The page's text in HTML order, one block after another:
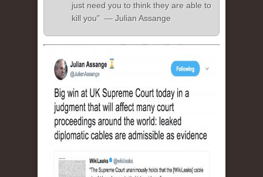
just need you to think they are able to
kill you" — Julian Assange